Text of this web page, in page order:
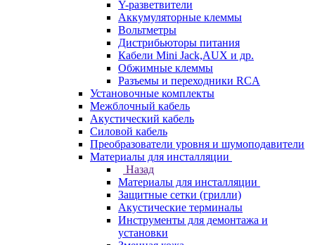
Y-разветвители
Аккумуляторные клеммы
Вольтметры
Дистрибьюторы питания
Кабели Mini Jack,AUX и др.
Обжимные клеммы
Разъемы и переходники RCA
Установочные комплекты
Межблочный кабель
Акустический кабель
Силовой кабель
Преобразователи уровня и шумоподавители
Материалы для инсталляции
Назад
Материалы для инсталляции
Защитные сетки (грилли)
Акустические терминалы
Инструменты для демонтажа и
установки